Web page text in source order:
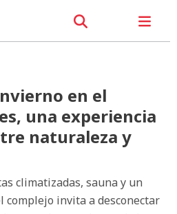
en el
una experiencia
naturaleza y
climatizadas, sauna y un
invita a desconectar